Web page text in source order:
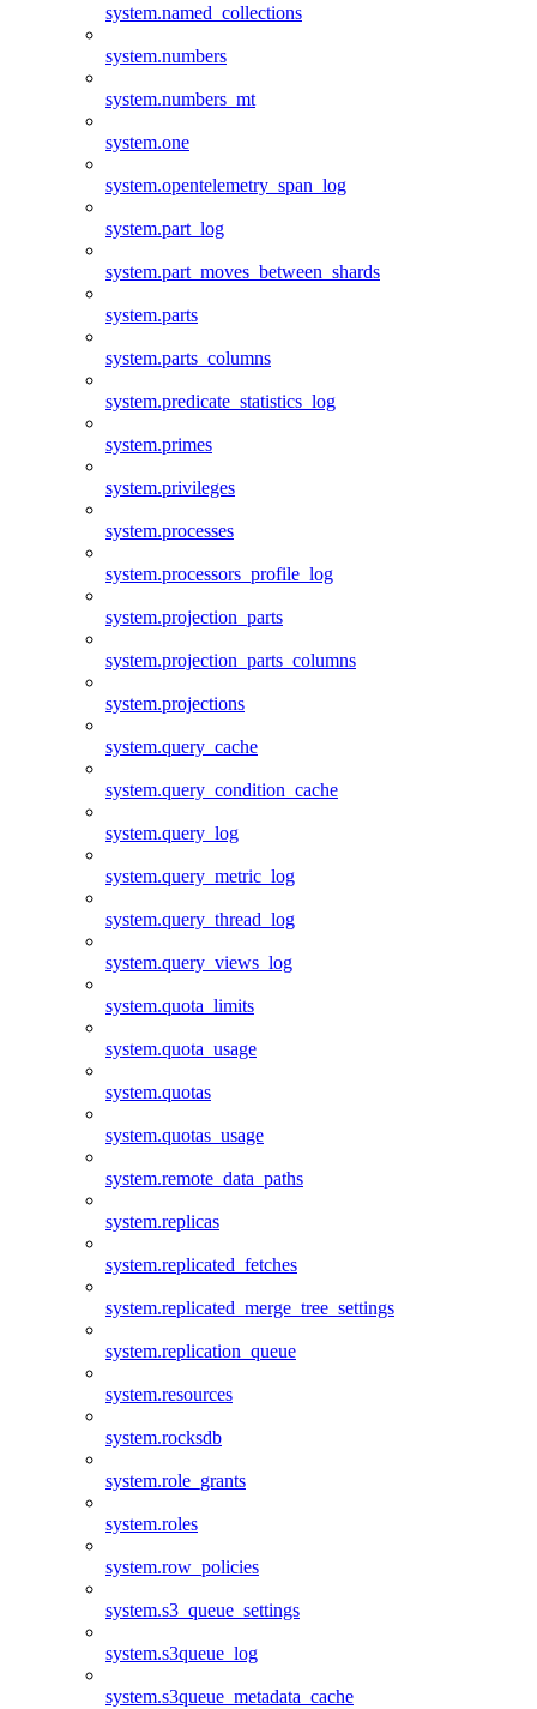
system.named_collections
system.numbers
system.numbers_mt
system.one
system.opentelemetry_span_log
system.part_log
system.part_moves_between_shards
system.parts
system.parts_columns
system.predicate_statistics_log
system.primes
system.privileges
system.processes
system.processors_profile_log
system.projection_parts
system.projection_parts_columns
system.projections
system.query_cache
system.query_condition_cache
system.query_log
system.query_metric_log
system.query_thread_log
system.query_views_log
system.quota_limits
system.quota_usage
system.quotas
system.quotas_usage
system.remote_data_paths
system.replicas
system.replicated_fetches
system.replicated_merge_tree_settings
system.replication_queue
system.resources
system.rocksdb
system.role_grants
system.roles
system.row_policies
system.s3_queue_settings
system.s3queue_log
system.s3queue_metadata_cache